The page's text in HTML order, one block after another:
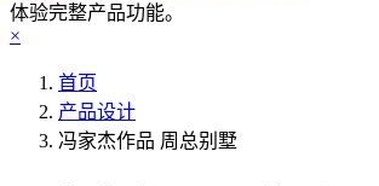
体验完整产品功能。
×
首页
产品设计
冯家杰作品 周总别墅